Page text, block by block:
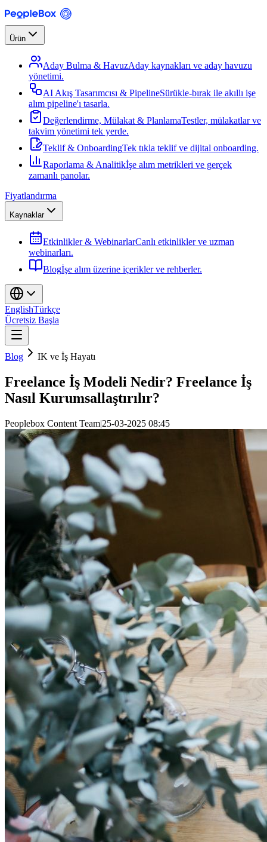
Ürün
Aday Bulma & HavuzAday kaynakları ve aday havuzu
yönetimi.
AI Akış Tasarımcısı & PipelineSürükle-bırak ile akıllı işe
alım pipeline'ı tasarla.
Değerlendirme, Mülakat & PlanlamaTestler, mülakatlar ve
takvim yönetimi tek yerde.
Teklif & OnboardingTek tıkla teklif ve dijital onboarding.
Raporlama & Analitikİşe alım metrikleri ve gerçek
zamanlı panolar.
Fiyatlandırma
Kaynaklar
Etkinlikler & WebinarlarCanlı etkinlikler ve uzman
webinarları.
Blogİşe alım üzerine içerikler ve rehberler.
EnglishTürkçe
Ücretsiz Başla
Blog IK ve İş Hayatı
Freelance İş Modeli Nedir? Freelance İş
Nasıl Kurumsallaştırılır?
Peoplebox Content Team|25-03-2025 08:45